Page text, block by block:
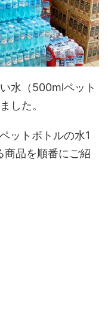
水（500mlペット
した。
ットボトルの水1
品を順番にご紹